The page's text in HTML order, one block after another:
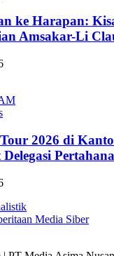
ke Harapan:
Amsakar-Li
Tour 2026 di
Media Siber